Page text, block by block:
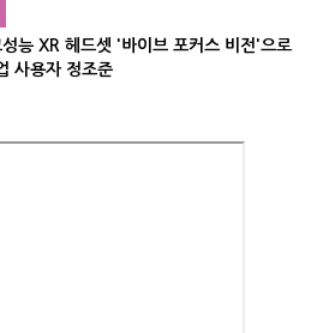
능 XR 헤드셋 '바이브 포커스 비전'으로
사용자 정조준